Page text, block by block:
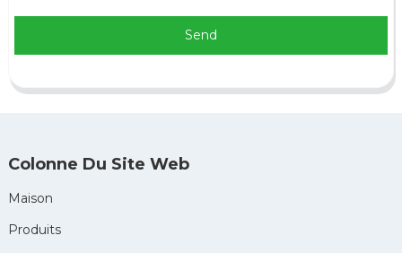
Send
Colonne Du Site Web
Maison
Produits